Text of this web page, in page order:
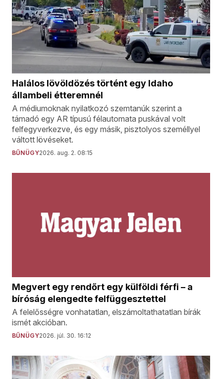
Halálos lövöldözés történt egy Idaho
állambeli étteremnél
A médiumoknak nyilatkozó szemtanúk szerint a
támadó egy AR típusú félautomata puskával volt
felfegyverkezve, és egy másik, pisztolyos személlyel
váltott lövéseket.
BŰNÜGY2026. aug. 2. 08:15
Megvert egy rendőrt egy külföldi férfi – a
bíróság elengedte felfüggesztettel
A felelősségre vonhatatlan, elszámoltathatatlan bírák
ismét akcióban.
BŰNÜGY2026. júl. 30. 16:12